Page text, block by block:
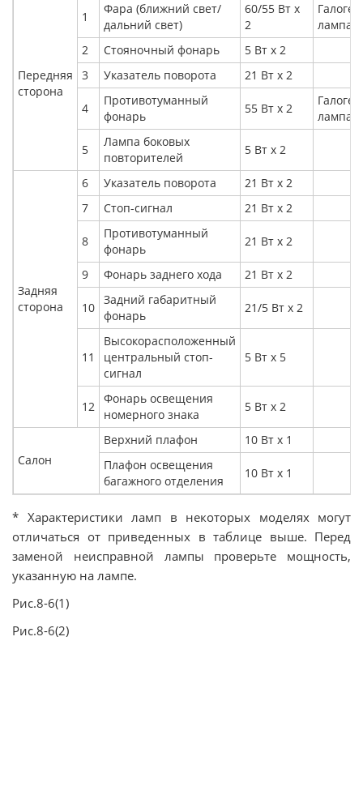
Передняя
сторона
1
Фара (ближний свет/
дальний свет)
60/55 Вт х
2
лампа
2
Стояночный фонарь
5 Вт х 2
3
Указатель поворота 21 Вт х 2
4
Противотуманный
фонарь
55 Вт x 2
лампа
5
Лампа боковых
повторителей
5 Вт х 2
Задняя
сторона
6 Указатель поворота
21 Вт х 2
7
Стоп-сигнал 21 Вт х 2
8
Противотуманный
фонарь
21 Вт х 2
9 Фонарь заднего хода 21 Вт х 2
10
Задний габаритный
фонарь
21/5 Вт х 2
11
Высокорасположенный
центральный стоп-
сигнал
5 Вт х 5
12
Фонарь освещения
номерного знака
5 Вт х 2
Салон
Верхний плафон
10 Вт х 1
Плафон освещения
багажного отделения
10 Вт х 1
* Характеристики ламп в некоторых моделях могут
отличаться от приведенных в таблице выше. Перед
заменой неисправной лампы проверьте мощность,
указанную на лампе.
Рис.8-6(1)
Рис.8-6(2)